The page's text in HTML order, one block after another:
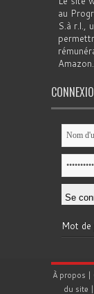
au
S.à r.l.,
Mot de
À propos |
du site |